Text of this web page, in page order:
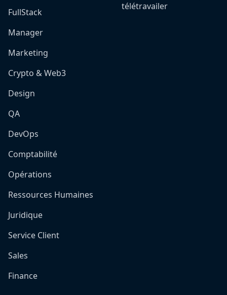
FullStack
Manager
Marketing
Crypto & Web3
Design
QA
DevOps
Comptabilité
Opérations
Ressources Humaines
Juridique
Service Client
Sales
Finance
télétravailer